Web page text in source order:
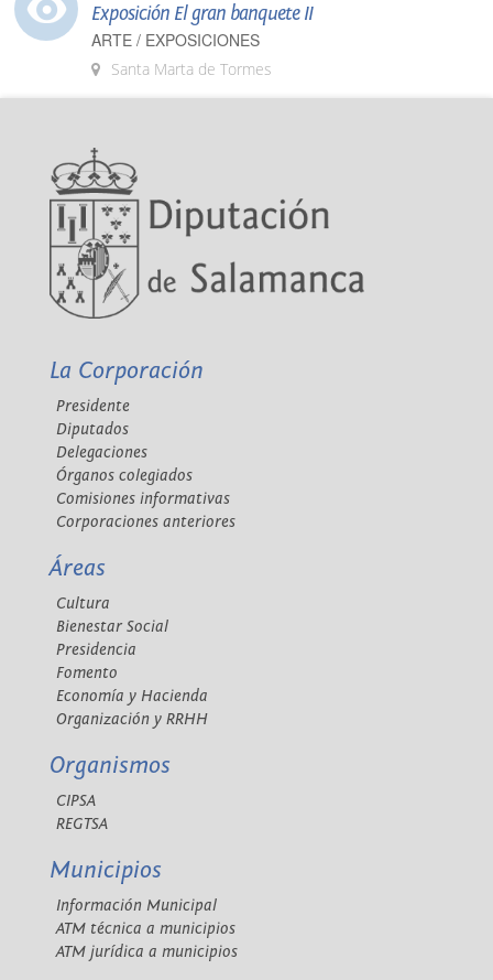
Exposición El gran banquete II
ARTE / EXPOSICIONES
Santa Marta de Tormes
La Corporación
Presidente
Diputados
Delegaciones
Órganos colegiados
Comisiones informativas
Corporaciones anteriores
Áreas
Cultura
Bienestar Social
Presidencia
Fomento
Economía y Hacienda
Organización y RRHH
Organismos
CIPSA
REGTSA
Municipios
Información Municipal
ATM técnica a municipios
ATM jurídica a municipios